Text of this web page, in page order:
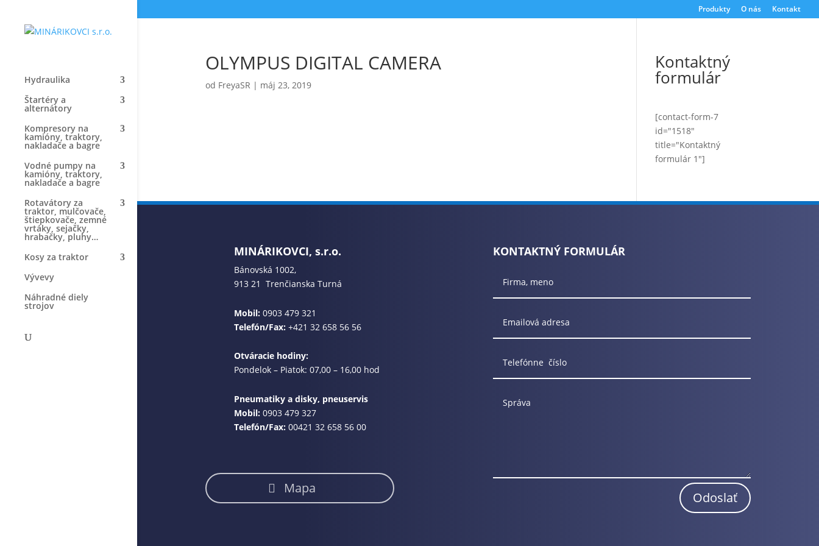
Produkty O nás Kontakt
Hydraulika
Štartéry a
alternátory
Kompresory na
kamióny, traktory,
nakladače a bagre
Vodné pumpy na
kamióny, traktory,
nakladače a bagre
Rotavátory za
traktor, mulčovače,
štiepkovače, zemné
vrtáky, sejačky,
hrabačky, pluhy…
Kosy za traktor
Vývevy
Náhradné diely
strojov
OLYMPUS DIGITAL CAMERA
od FreyaSR | máj 23, 2019
Kontaktný
formulár
[contact-form-7
id="1518"
title="Kontaktný
formulár 1"]
MINÁRIKOVCI, s.r.o.
Bánovská 1002,
913 21 Trenčianska Turná
Mobil: 0903 479 321
Telefón/Fax: +421 32 658 56 56
Otváracie hodiny:
Pondelok – Piatok: 07,00 – 16,00 hod
Pneumatiky a disky, pneuservis
Mobil: 0903 479 327
Telefón/Fax: 00421 32 658 56 00
Mapa
KONTAKTNÝ FORMULÁR
Odoslať